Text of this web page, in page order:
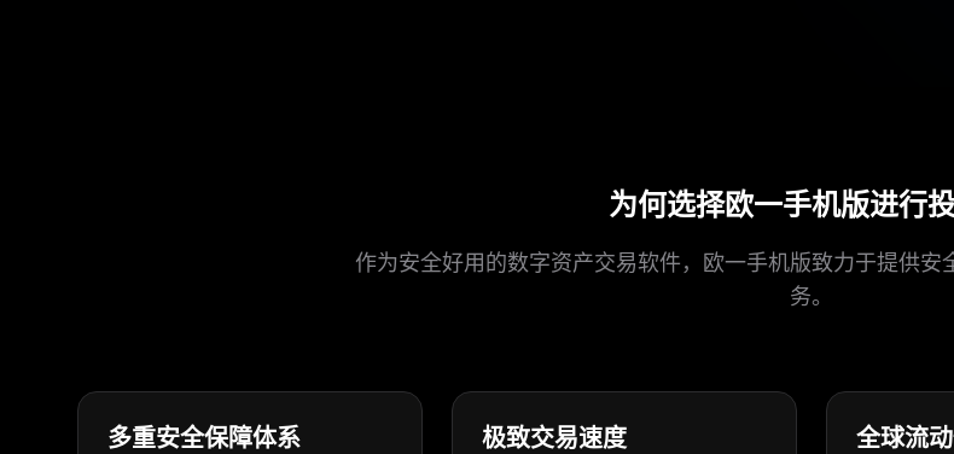
为何选择欧一手机版进行投
作为安全好用的数字资产交易软件，欧一手机版致力于提供安
务。
多重安全保障体系 极致交易速度 全球流